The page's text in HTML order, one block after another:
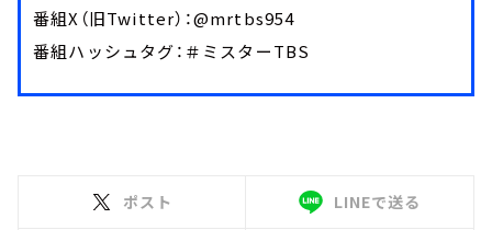
番組X（旧Twitter）：@mrtbs954
番組ハッシュタグ：＃ミスターTBS
ポスト LINEで送る